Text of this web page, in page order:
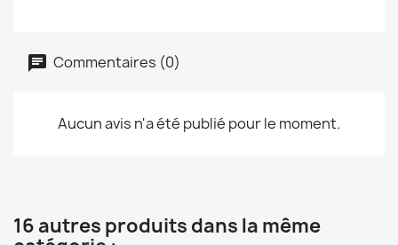
Commentaires (0)
Aucun avis n'a été publié pour le moment.
16 autres produits dans la même